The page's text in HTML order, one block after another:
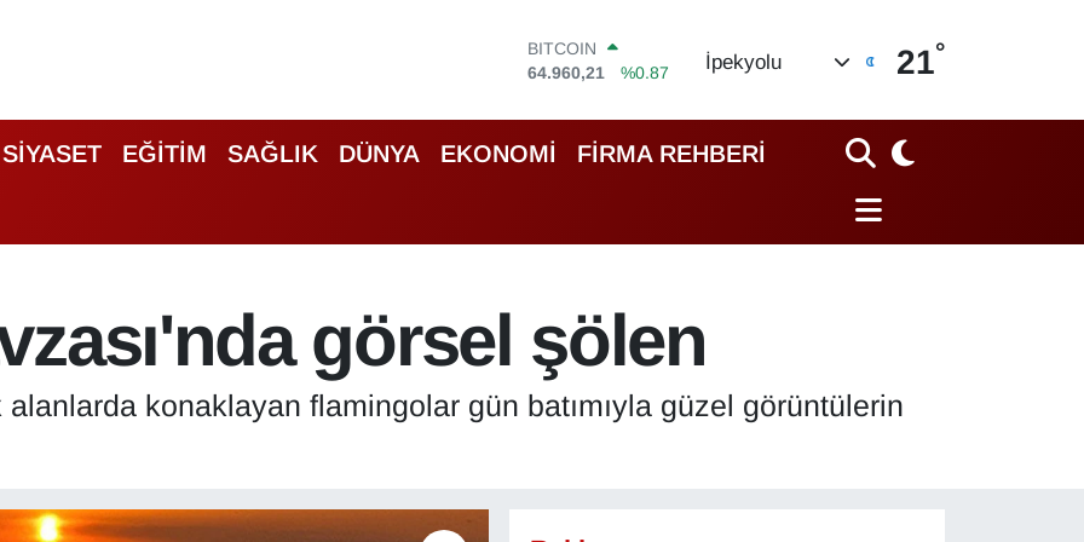
DOLAR
47,7436
%0.18
55,2510
%0.32
STERLİN
64,4811
%0.38
BİST100
64.960,21
%0.87
İpekyolu 21°
SİYASET EĞİTİM SAĞLIK DÜNYA EKONOMİ FİRMA REHBERİ
görsel şölen
konaklayan flamingolar gün batımıyla güzel görüntülerin